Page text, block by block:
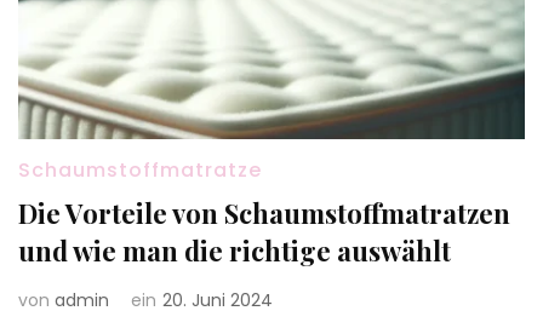
Schaumstoffmatratze
Die Vorteile von Schaumstoffmatratzen
und wie man die richtige auswählt
von admin ein 20. Juni 2024